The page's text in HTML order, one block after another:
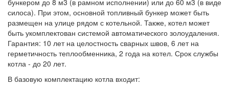
силоса). При этом, основной топливный бункер может быть
размещен на улице рядом с котельной. Также, котел может
быть укомплектован системой автоматического золоудаления.
Гарантия: 10 лет на целостность сварных швов, 6 лет на
герметичность теплообменника, 2 года на котел. Срок службы
котла - до 20 лет.
В базовую комплектацию котла входит: